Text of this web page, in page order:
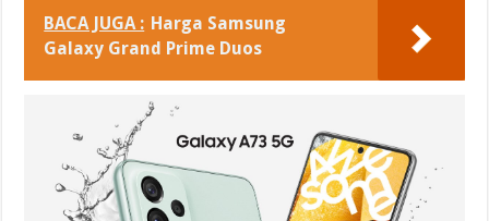
BACA JUGA : Harga Samsung
Galaxy Grand Prime Duos